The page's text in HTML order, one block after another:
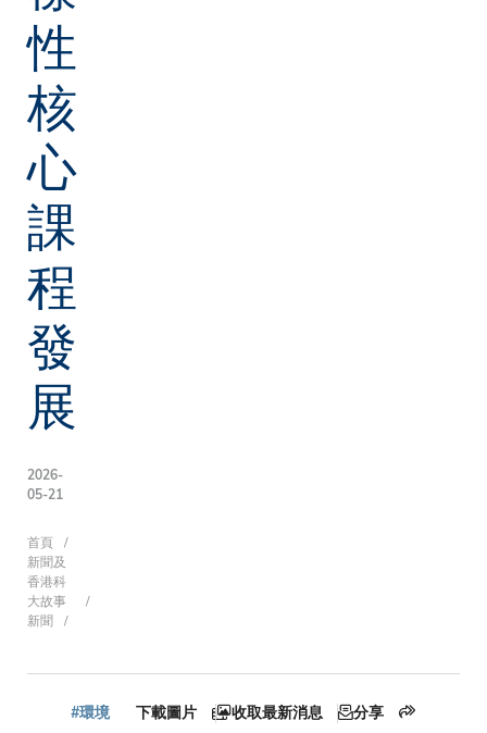
性
核
心
課
程
發
展
2026-
05-21
導
航
首頁
新聞及
香港科
大故事
新聞
#環境 下載圖片 收取最新消息 分享